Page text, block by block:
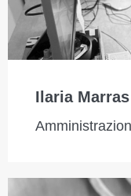
Ilaria Marras